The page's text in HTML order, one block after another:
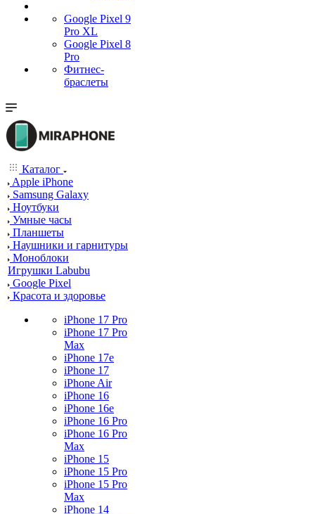
Google Pixel 9
Pro XL
Google Pixel 8
Pro
Фитнес-
браслеты
Каталог
Apple iPhone
Samsung Galaxy
Ноутбуки
Умные часы
Планшеты
Наушники и гарнитуры
Моноблоки
Игрушки Labubu
Google Pixel
Красота и здоровье
iPhone 17 Pro
iPhone 17 Pro
Max
iPhone 17e
iPhone 17
iPhone Air
iPhone 16
iPhone 16e
iPhone 16 Pro
iPhone 16 Pro
Max
iPhone 15
iPhone 15 Pro
iPhone 15 Pro
Max
iPhone 14